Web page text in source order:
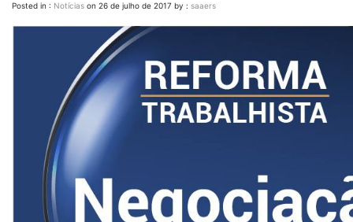
Posted in : Notícias on 26 de julho de 2017 by : saaers